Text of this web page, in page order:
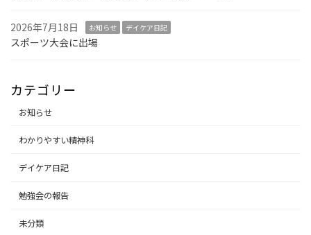
2026年7月18日 お知らせ デイケア日記
スポーツ大会に出場
カテゴリー
お知らせ
わかりやすい精神科
デイケア日記
勉強会の報告
未分類